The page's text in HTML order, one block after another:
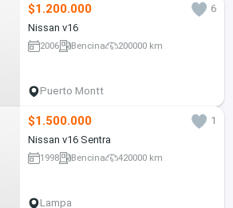
$1.200.000
6
Nissan v16
2006 Bencina 200000 km
Puerto Montt
$1.500.000
1
Nissan v16 Sentra
1998 Bencina 420000 km
Lampa